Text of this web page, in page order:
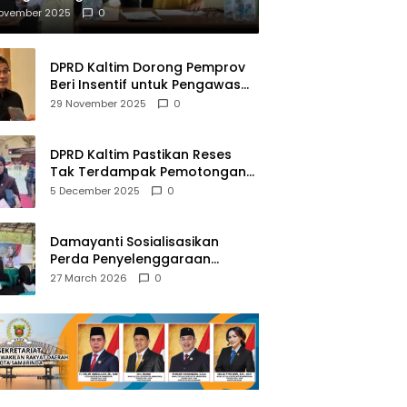
NAPZA
2025 0
DPRD Kaltim Dorong Pemprov
Beri Insentif untuk Pengawas
Madrasah dan Pendidikan
29 November 2025 0
DPRD Kaltim Pastikan Reses
Tak Terdampak Pemotongan
Transfer Dana Pusat
5 December 2025 0
Damayanti Sosialisasikan
Perda Penyelenggaraan
Pendidikan Pancasila dan
27 March 2026 0